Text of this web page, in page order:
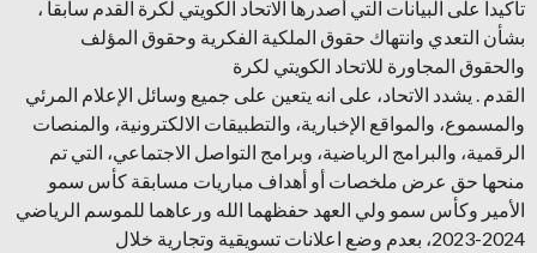
تأكيداً على البيانات التي أصدرها الاتحاد الكويتي لكرة القدم سابقاً ،
بشأن التعدي وانتهاك حقوق الملكية الفكرية وحقوق المؤلف
والحقوق المجاورة للاتحاد الكويتي لكرة
القدم . يشدد الاتحاد، على انه يتعين على جميع وسائل الإعلام المرئي
والمسموع، والمواقع الإخبارية، والتطبيقات الالكترونية، والمنصات
الرقمية، والبرامج الرياضية، وبرامج التواصل الاجتماعي، التي تم
منحها حق عرض ملخصات أو أهداف مباريات مسابقة كأس سمو
الأمير وكأس سمو ولي العهد حفظهما الله ورعاهما للموسم الرياضي
2024-2023، بعدم وضع اعلانات تسويقية وتجارية خلال